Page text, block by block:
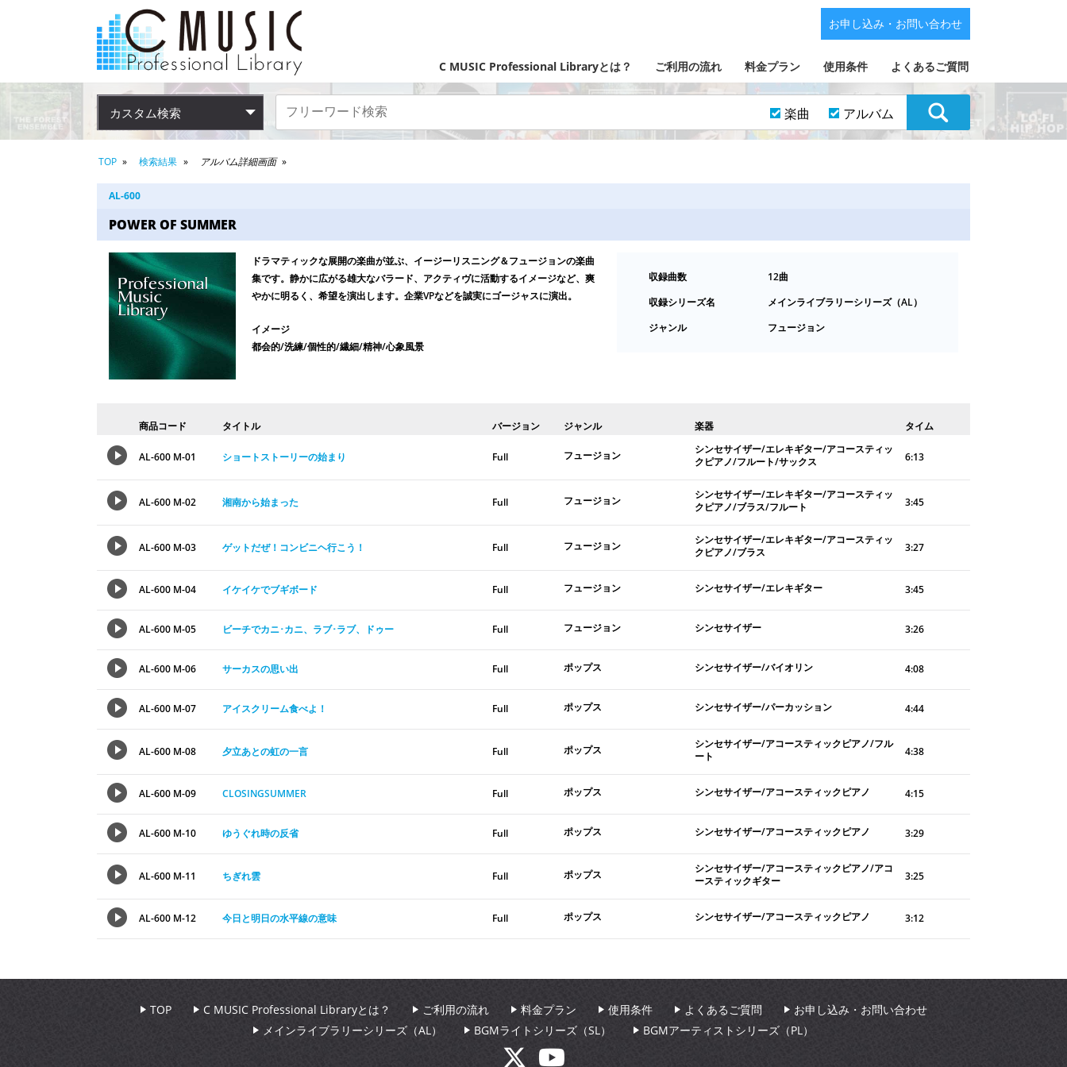
C MUSIC Professional Libraryとは？ ご利用の流れ 料金プラン 使用条件 よくあるご質問
お申し込み・お問い合わせ
カスタム検索 楽曲 アルバム
TOP 検索結果 アルバム詳細画面
AL-600
POWER OF SUMMER
ドラマティックな展開の楽曲が並ぶ、イージーリスニング＆フュージョンの楽曲
集です。静かに広がる雄大なバラード、アクティヴに活動するイメージなど、爽
やかに明るく、希望を演出します。企業VPなどを誠実にゴージャスに演出。
イメージ
都会的/洗練/個性的/繊細/精神/心象風景
収録曲数
12曲
収録シリーズ名
メインライブラリーシリーズ（AL）
ジャンル
フュージョン
商品コード タイトル バージョン ジャンル 楽器 タイム
AL-600 M-01 ショートストーリーの始まり Full フュージョン
シンセサイザー/エレキギター/アコースティッ
クピアノ/フルート/サックス
6:13
AL-600 M-02 湘南から始まった Full フュージョン
シンセサイザー/エレキギター/アコースティッ
クピアノ/ブラス/フルート
3:45
AL-600 M-03 ゲットだぜ！コンビニヘ行こう！ Full フュージョン
シンセサイザー/エレキギター/アコースティッ
クピアノ/ブラス
3:27
AL-600 M-04 イケイケでブギボード Full フュージョン シンセサイザー/エレキギター 3:45
AL-600 M-05 ビーチでカニ･カニ、ラブ･ラブ、ドゥー Full フュージョン シンセサイザー 3:26
AL-600 M-06 サーカスの思い出 Full ポップス シンセサイザー/バイオリン 4:08
AL-600 M-07 アイスクリーム食べよ！ Full ポップス シンセサイザー/パーカッション 4:44
AL-600 M-08 夕立あとの虹の一言 Full ポップス
シンセサイザー/アコースティックピアノ/フル
ート
4:38
AL-600 M-09 CLOSINGSUMMER Full ポップス シンセサイザー/アコースティックピアノ 4:15
AL-600 M-10 ゆうぐれ時の反省 Full ポップス シンセサイザー/アコースティックピアノ 3:29
AL-600 M-11 ちぎれ雲 Full ポップス
シンセサイザー/アコースティックピアノ/アコ
ースティックギター
3:25
AL-600 M-12 今日と明日の水平線の意味 Full ポップス シンセサイザー/アコースティックピアノ 3:12
TOP C MUSIC Professional Libraryとは？ ご利用の流れ 料金プラン 使用条件 よくあるご質問
お申し込み・お問い合わせ
メインライブラリーシリーズ（AL）
BGMライトシリーズ（SL） BGMアーティストシリーズ（PL）